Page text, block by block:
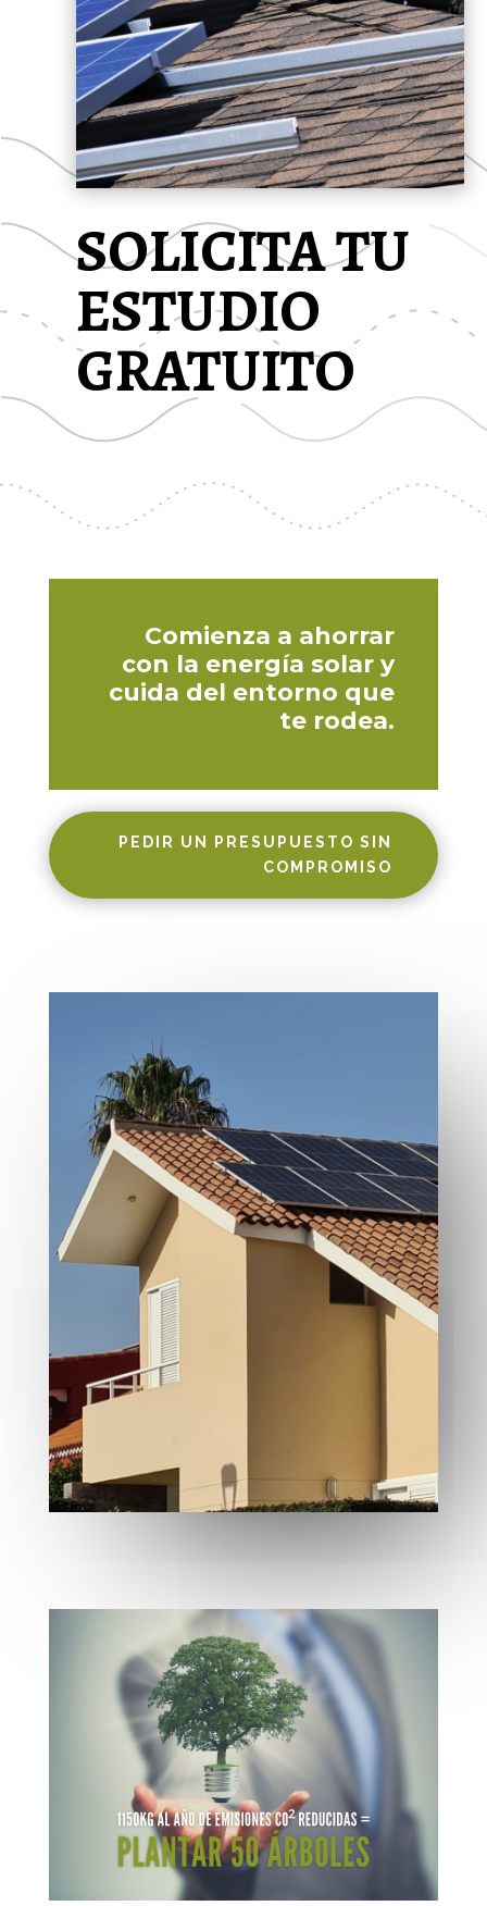
SOLICITA TU
ESTUDIO
GRATUITO
Comienza a ahorrar
con la energía solar y
cuida del entorno que
te rodea.
PEDIR UN PRESUPUESTO SIN
COMPROMISO